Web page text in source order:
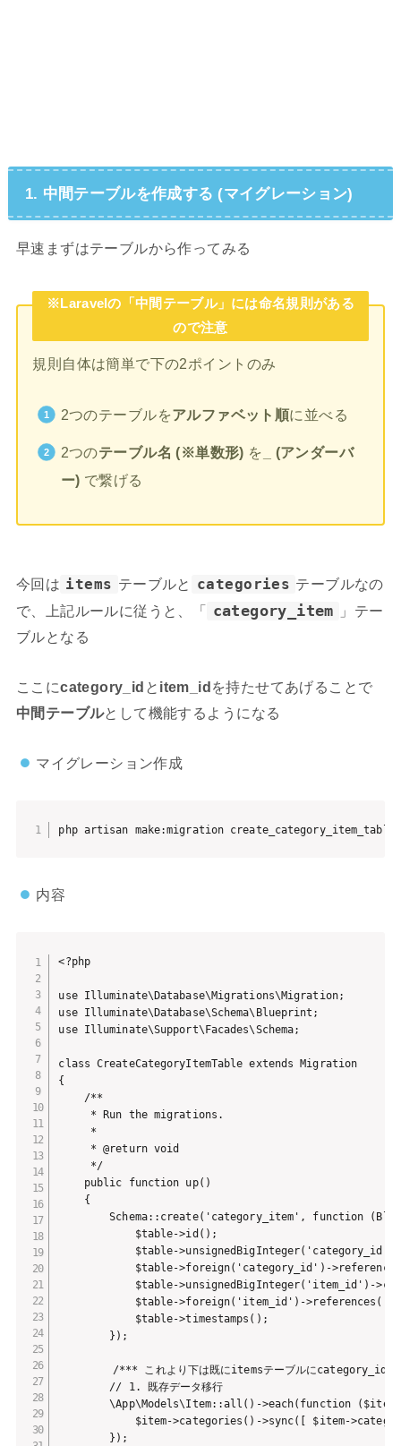
1. 中間テーブルを作成する (マイグレーション)
早速まずはテーブルから作ってみる
※Laravelの「中間テーブル」には命名規則がある
ので注意
規則自体は簡単で下の2ポイントのみ
2つのテーブルをアルファベット順に並べる
2つのテーブル名 (※単数形) を
_ (アンダーバ
ー) で繋げる
今回は items テーブルと categories テーブルなの
で、上記ルールに従うと、「 category_item
」テー
ブルとなる
ここにcategory_id と item_idを持たせてあげることで
中間テーブルとして機能するようになる
マイグレーション作成
php artisan make:migration create_category_item_table
内容
<?php
use Illuminate\Database\Migrations\Migration;
use Illuminate\Database\Schema\Blueprint;
use Illuminate\Support\Facades\Schema;
class CreateCategoryItemTable extends Migration
{
    /**
     * Run the migrations.
     *
     * @return void
     */
    public function up()
    {
Schema::create('category_item', function
            $table->id();
$table-
$table->foreign('category_id')-
$table->unsignedBigInteger('item_id')-
$table->foreign('item_id')-
            $table->timestamps();
        });
/*** これより下は既にitemsテーブルにcategory_idカラ
        // 1. 既存データ移行
\App\Models\Item::all()->each(function
$item->categories()->sync([ $item-
        });